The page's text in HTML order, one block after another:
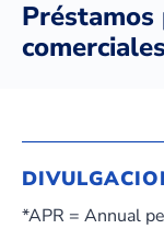
Préstamos
*APR = Annual